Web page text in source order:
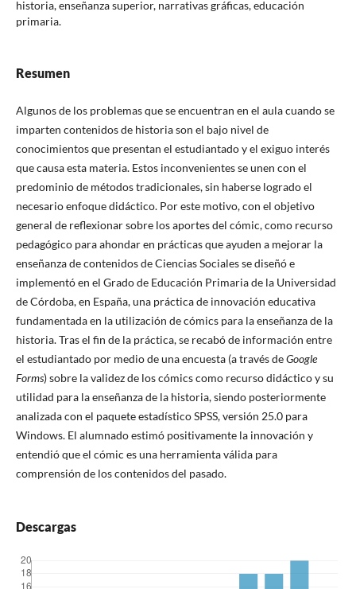
historia, enseñanza superior, narrativas gráficas, educación
primaria.
Resumen
Algunos de los problemas que se encuentran en el aula cuando se
imparten contenidos de historia son el bajo nivel de
conocimientos que presentan el estudiantado y el exiguo interés
que causa esta materia. Estos inconvenientes se unen con el
predominio de métodos tradicionales, sin haberse logrado el
necesario enfoque didáctico. Por este motivo, con el objetivo
general de reflexionar sobre los aportes del cómic, como recurso
pedagógico para ahondar en prácticas que ayuden a mejorar la
enseñanza de contenidos de Ciencias Sociales se diseñó e
implementó en el Grado de Educación Primaria de la Universidad
de Córdoba, en España, una práctica de innovación educativa
fundamentada en la utilización de cómics para la enseñanza de la
historia. Tras el fin de la práctica, se recabó de información entre
el estudiantado por medio de una encuesta (a través deGoogle
Forms) sobre la validez de los cómics como recurso didáctico y su
utilidad para la enseñanza de la historia, siendo posteriormente
analizada con el paquete estadístico SPSS, versión 25.0 para
Windows. El alumnado estimó positivamente la innovación y
entendió que el cómic es una herramienta válida para
comprensión de los contenidos del pasado.
Descargas